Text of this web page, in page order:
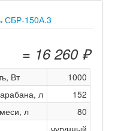
СБР-150А.3
= 16 260 ₽
Вт
1000
л
152
л
80
чугунный